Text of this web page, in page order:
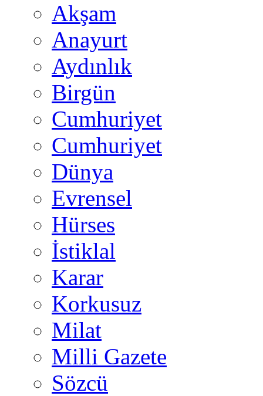
Akşam
Anayurt
Aydınlık
Birgün
Cumhuriyet
Cumhuriyet
Dünya
Evrensel
Hürses
İstiklal
Karar
Korkusuz
Milat
Milli Gazete
Sözcü